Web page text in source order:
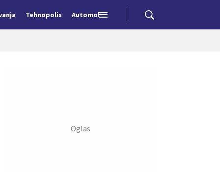
Tehnopolis Automobili